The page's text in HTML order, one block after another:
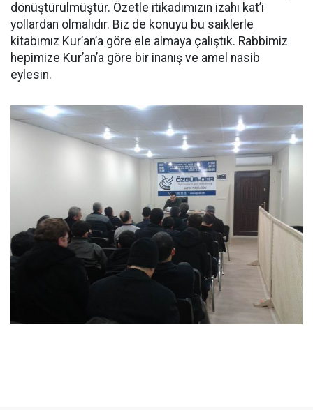
dönüştürülmüştür. Özetle itikadımızın izahı kat’i
yollardan olmalıdır. Biz de konuyu bu saiklerle
kitabımız Kur’an’a göre ele almaya çalıştık. Rabbimiz
hepimize Kur’an’a göre bir inanış ve amel nasib
eylesin.